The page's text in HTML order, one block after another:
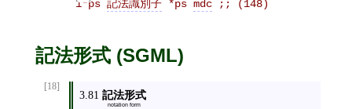
1*ps 記法識別子 *ps mdc ;; (148)
記法形式 (SGML)
[18]
3.81 記法形式
notation form